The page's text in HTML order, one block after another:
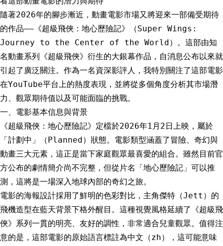
隨著2026年的腳步漸近，動畫電影市場又將迎來一部備受期待
的作品——《超級飛俠：地心歷險記》（Super Wings:
Journey to the Center of the World）。這部由知
名動畫系列《超級飛俠》衍生的大銀幕作品，自消息公布以來就
引起了廣泛關注。作為一名資深影評人，我特別關注了這部電影
在YouTube平台上的熱度表現，並將從多個角度分析其市場潛
力、觀眾期待值以及可能面臨的挑戰。
一、電影基本信息與背景
《超級飛俠：地心歷險記》定檔於2026年1月2日上映，屬於
「計劃中」（Planned）狀態。電影類型涵蓋了冒險、奇幻與
動畫三大元素，這正是當下家庭觀眾最喜愛的組合。雖然目前官
方公布的劇情簡介尚不完整，但從片名「地心歷險記」可以推
測，這將是一場深入地球內部的奇幻之旅。
電影的海報設計採用了鮮明的色彩對比，主角傑特（Jett）的
飛機造型在藍天背景下格外醒目。這種視覺風格延續了《超級飛
俠》系列一貫的明亮、友好的調性，非常適合兒童觀眾。值得注
意的是，這部電影的原始語言標註為中文（zh），這可能意味